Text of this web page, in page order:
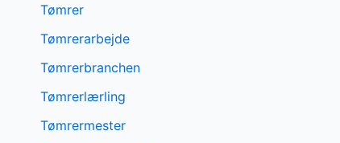
Tømrer
Tømrerarbejde
Tømrerbranchen
Tømrerlærling
Tømrermester